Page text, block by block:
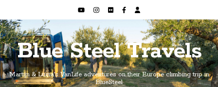
Blue Steel Travels
Martijn & Lucia's VanLife adventures on their Europe climbing trip in
BlueSteel